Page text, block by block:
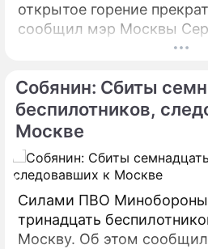
открытое горение
сообщил мэр Москвы
своем Telegram-канале.
предпринимаются все
пожара.
Собянин: Сбиты
беспилотников,
Москве
Силами ПВО
тринадцать
Москву. Об этом